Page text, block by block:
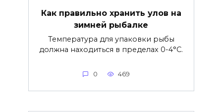
Как правильно хранить улов на
зимней рыбалке
Температура для упаковки рыбы
должна находиться в пределах 0-4°C.
0 469